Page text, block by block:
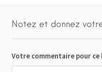
Notez et donnez
Votre commentaire pour